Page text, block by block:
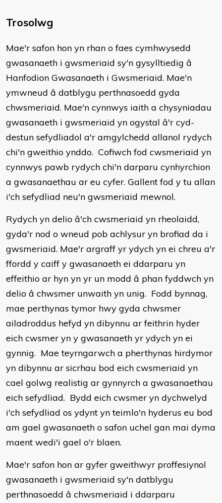
Trosolwg
Mae'r safon hon yn rhan o faes cymhwysedd
gwasanaeth i gwsmeriaid sy'n gysylltiedig â
Hanfodion Gwasanaeth i Gwsmeriaid. Mae'n
ymwneud â datblygu perthnasoedd gyda
chwsmeriaid. Mae'n cynnwys iaith a chysyniadau
gwasanaeth i gwsmeriaid yn ogystal â'r cyd-
destun sefydliadol a'r amgylchedd allanol rydych
chi'n gweithio ynddo. Cofiwch fod cwsmeriaid yn
cynnwys pawb rydych chi'n darparu cynhyrchion
a gwasanaethau ar eu cyfer. Gallent fod y tu allan
i'ch sefydliad neu'n gwsmeriaid mewnol.
Rydych yn delio â'ch cwsmeriaid yn rheolaidd,
gyda'r nod o wneud pob achlysur yn brofiad da i
gwsmeriaid. Mae'r argraff yr ydych yn ei chreu a'r
ffordd y caiff y gwasanaeth ei ddarparu yn
effeithio ar hyn yn yr un modd â phan fyddwch yn
delio â chwsmer unwaith yn unig. Fodd bynnag,
mae perthynas tymor hwy gyda chwsmer
ailadroddus hefyd yn dibynnu ar feithrin hyder
eich cwsmer yn y gwasanaeth yr ydych yn ei
gynnig. Mae teyrngarwch a pherthynas hirdymor
yn dibynnu ar sicrhau bod eich cwsmeriaid yn
cael golwg realistig ar gynnyrch a gwasanaethau
eich sefydliad. Bydd eich cwsmer yn dychwelyd
i'ch sefydliad os ydynt yn teimlo'n hyderus eu bod
am gael gwasanaeth o safon uchel gan mai dyma
maent wedi'i gael o'r blaen.
Mae'r safon hon ar gyfer gweithwyr proffesiynol
gwasanaeth i gwsmeriaid sy'n datblygu
perthnasoedd â chwsmeriaid i ddarparu